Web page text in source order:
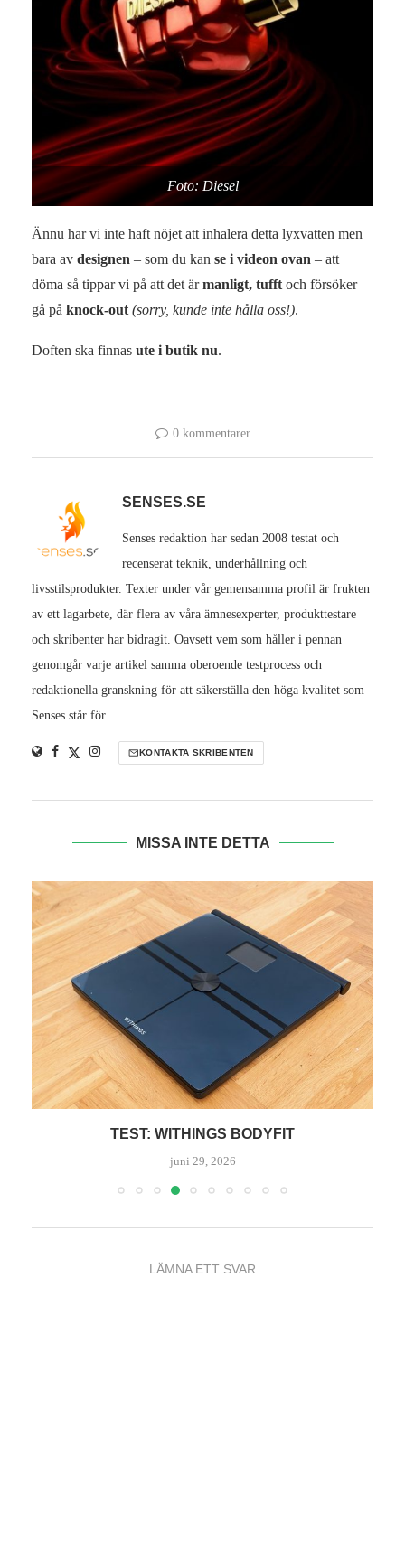
Foto: Diesel
Ännu har vi inte haft nöjet att inhalera detta lyxvatten men
bara av designen – som du kan se i videon ovan – att
döma så tippar vi på att det ärmanligt, tufft och försöker
gå på knock-out (sorry, kunde inte hålla oss!).
Doften ska finnas ute i butik nu.
0 kommentarer
SENSES.SE
Senses redaktion har sedan 2008 testat och
recenserat teknik, underhållning och
livsstilsprodukter. Texter under vår gemensamma profil är frukten
av ett lagarbete, där flera av våra ämnesexperter, produkttestare
och skribenter har bidragit. Oavsett vem som håller i pennan
genomgår varje artikel samma oberoende testprocess och
redaktionella granskning för att säkerställa den höga kvalitet som
Senses står för.
KONTAKTA SKRIBENTEN
MISSA INTE DETTA
TEST: WITHINGS BODYFIT
juni 29, 2026
LÄMNA ETT SVAR